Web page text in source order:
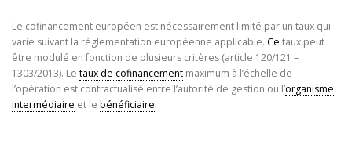
SIGNALER UNE FRAUDE
Le cofinancement européen est nécessairement limité par un taux qui
varie suivant la réglementation européenne applicable. Ce taux peut
être modulé en fonction de plusieurs critères (article 120/121 –
1303/2013). Le taux de cofinancement maximum à l’échelle de
l’opération est contractualisé entre l’autorité de gestion ou l’organisme
intermédiaire et le bénéficiaire.